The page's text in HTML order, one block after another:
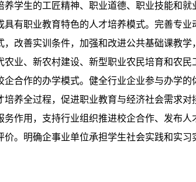
学生的工匠精神、职业道德、职业技能和就
有职业教育特色的人才培养模式。完善专业
改善实训条件，加强和改进公共基础课教学
业、新农村建设、新型职业农民培育和农民
合作的办学模式。健全行业企业参与办学的
养全过程，促进职业教育与经济社会需求对
作用，支持行业组织推进校企合作、发布人
。明确企事业单位承担学生社会实践和实习